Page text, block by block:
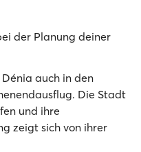
der Planung deiner
auch in den
Die Stadt
und ihre
zeigt sich von ihrer